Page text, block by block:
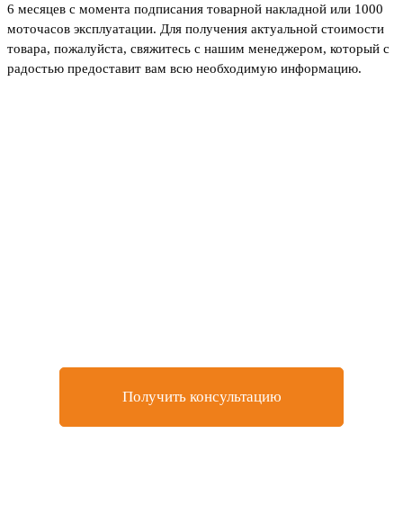
6 месяцев с момента подписания товарной накладной или 1000
моточасов эксплуатации. Для получения актуальной стоимости
товара, пожалуйста, свяжитесь с нашим менеджером, который с
радостью предоставит вам всю необходимую информацию.
Получить консультацию